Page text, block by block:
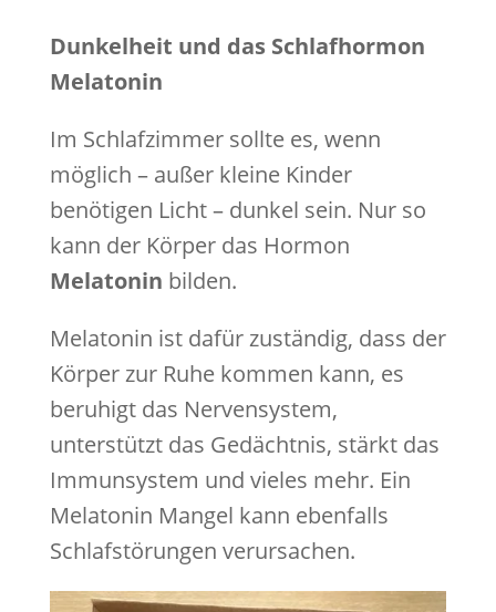
Dunkelheit und das Schlafhormon
Melatonin
Im Schlafzimmer sollte es, wenn
möglich – außer kleine Kinder
benötigen Licht – dunkel sein. Nur so
kann der Körper das Hormon
Melatonin bilden.
Melatonin ist dafür zuständig, dass der
Körper zur Ruhe kommen kann, es
beruhigt das Nervensystem,
unterstützt das Gedächtnis, stärkt das
Immunsystem und vieles mehr. Ein
Melatonin Mangel kann ebenfalls
Schlafstörungen verursachen.